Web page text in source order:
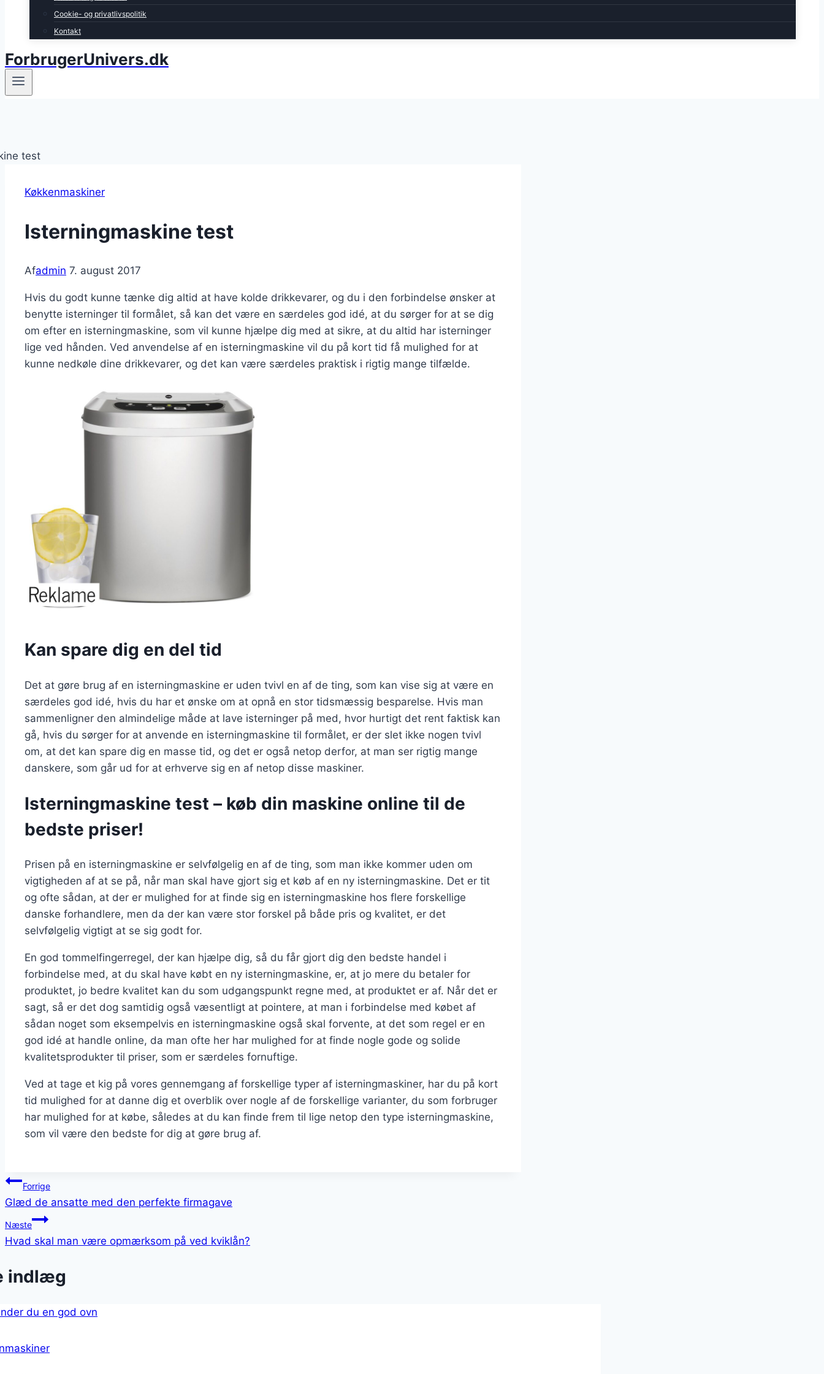
Cookie- og privatlivspolitik
Kontakt
ForbrugerUnivers.dk
Køkkenmaskiner
Isterningmaskine test
Afadmin 7. august 2017
Hvis du godt kunne tænke dig altid at have kolde drikkevarer, og du i den forbindelse ønsker at
benytte isterninger til formålet, så kan det være en særdeles god idé, at du sørger for at se dig
om efter en isterningmaskine, som vil kunne hjælpe dig med at sikre, at du altid har isterninger
lige ved hånden. Ved anvendelse af en isterningmaskine vil du på kort tid få mulighed for at
kunne nedkøle dine drikkevarer, og det kan være særdeles praktisk i rigtig mange tilfælde.
Kan spare dig en del tid
Det at gøre brug af en isterningmaskine er uden tvivl en af de ting, som kan vise sig at være en
særdeles god idé, hvis du har et ønske om at opnå en stor tidsmæssig besparelse. Hvis man
sammenligner den almindelige måde at lave isterninger på med, hvor hurtigt det rent faktisk kan
gå, hvis du sørger for at anvende en isterningmaskine til formålet, er der slet ikke nogen tvivl
om, at det kan spare dig en masse tid, og det er også netop derfor, at man ser rigtig mange
danskere, som går ud for at erhverve sig en af netop disse maskiner.
Isterningmaskine test – køb din maskine online til de
bedste priser!
Prisen på en isterningmaskine er selvfølgelig en af de ting, som man ikke kommer uden om
vigtigheden af at se på, når man skal have gjort sig et køb af en ny isterningmaskine. Det er tit
og ofte sådan, at der er mulighed for at finde sig en isterningmaskine hos flere forskellige
danske forhandlere, men da der kan være stor forskel på både pris og kvalitet, er det
selvfølgelig vigtigt at se sig godt for.
En god tommelfingerregel, der kan hjælpe dig, så du får gjort dig den bedste handel i
forbindelse med, at du skal have købt en ny isterningmaskine, er, at jo mere du betaler for
produktet, jo bedre kvalitet kan du som udgangspunkt regne med, at produktet er af. Når det er
sagt, så er det dog samtidig også væsentligt at pointere, at man i forbindelse med købet af
sådan noget som eksempelvis en isterningmaskine også skal forvente, at det som regel er en
god idé at handle online, da man ofte her har mulighed for at finde nogle gode og solide
kvalitetsprodukter til priser, som er særdeles fornuftige.
Ved at tage et kig på vores gennemgang af forskellige typer af isterningmaskiner, har du på kort
tid mulighed for at danne dig et overblik over nogle af de forskellige varianter, du som forbruger
har mulighed for at købe, således at du kan finde frem til lige netop den type isterningmaskine,
som vil være den bedste for dig at gøre brug af.
Indlægsnavigation
Forrige
Glæd de ansatte med den perfekte firmagave
Næste
Hvad skal man være opmærksom på ved kviklån?
indlæg